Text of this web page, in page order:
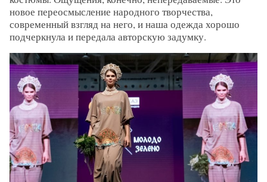
новое переосмысление народного творчества,
современный взгляд на него, и наша одежда хорошо
подчеркнула и передала авторскую задумку.